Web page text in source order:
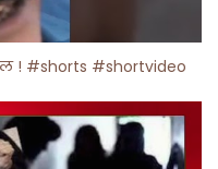
! #shorts #shortvideo